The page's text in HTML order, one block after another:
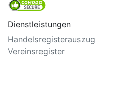
Dienstleistungen
Handelsregisterauszug
Vereinsregister